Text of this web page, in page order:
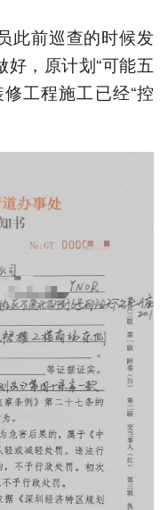
此前巡查的时候发
，原计划“可能五
工程施工已经“控